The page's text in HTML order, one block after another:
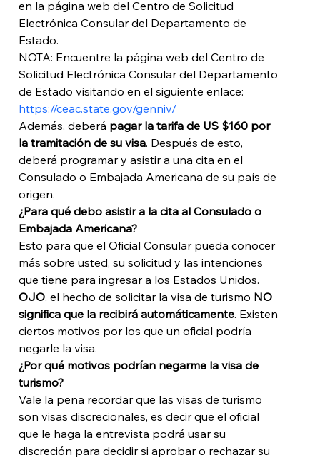
en la página web del Centro de Solicitud
Electrónica Consular del Departamento de
Estado.
NOTA: Encuentre la página web del Centro de
Solicitud Electrónica Consular del Departamento
de Estado visitando en el siguiente enlace:
https://ceac.state.gov/genniv/
Además, deberá pagar la tarifa de US $160 por
la tramitación de su visa. Después de esto,
deberá programar y asistir a una cita en el
Consulado o Embajada Americana de su país de
origen.
¿Para qué debo asistir a la cita al Consulado o
Embajada Americana?
Esto para que el Oficial Consular pueda conocer
más sobre usted, su solicitud y las intenciones
que tiene para ingresar a los Estados Unidos.
OJO, el hecho de solicitar la visa de turismo NO
significa que la recibirá automáticamente. Existen
ciertos motivos por los que un oficial podría
negarle la visa.
¿Por qué motivos podrían negarme la visa de
turismo?
Vale la pena recordar que las visas de turismo
son visas discrecionales, es decir que el oficial
que le haga la entrevista podrá usar su
discreción para decidir si aprobar o rechazar su